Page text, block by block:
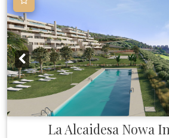
La Alcaidesa Nowa